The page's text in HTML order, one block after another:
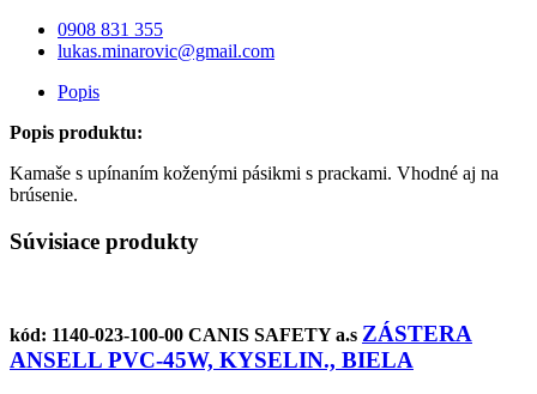
0908 831 355
lukas.minarovic@gmail.com
Popis
Popis produktu:
Kamaše s upínaním koženými pásikmi s prackami. Vhodné aj na
brúsenie.
Súvisiace produkty
kód: 1140-023-100-00 CANIS SAFETY a.s ZÁSTERA
ANSELL PVC-45W, KYSELIN., BIELA